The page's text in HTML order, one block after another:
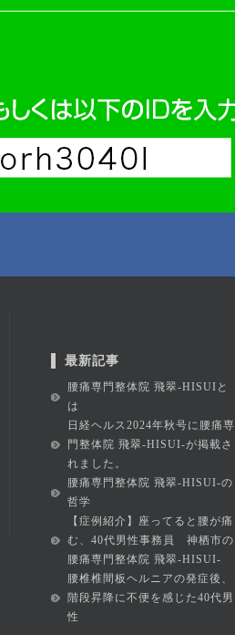
最新記事
腰痛専門整体院 飛翠-HISUIと
は
日経ヘルス2024年秋号に腰痛専
門整体院 飛翠-HISUI-が掲載さ
れました。
腰痛専門整体院 飛翠-HISUI-の
哲学
【症例紹介】座ってると腰が痛
む、40代男性事務員 神栖市の
腰痛専門整体院 飛翠-HISUI-
腰椎椎間板ヘルニアの発症後、
階段昇降に不便を感じた40代男
性